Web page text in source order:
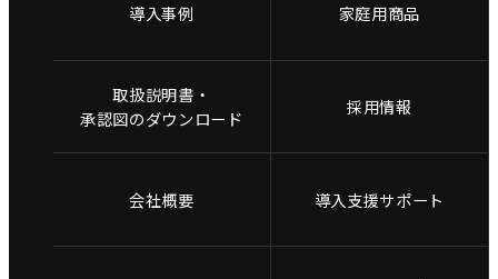
導入事例 家庭用商品
取扱説明書・
承認図のダウンロード
採用情報
会社概要 導入支援サポート